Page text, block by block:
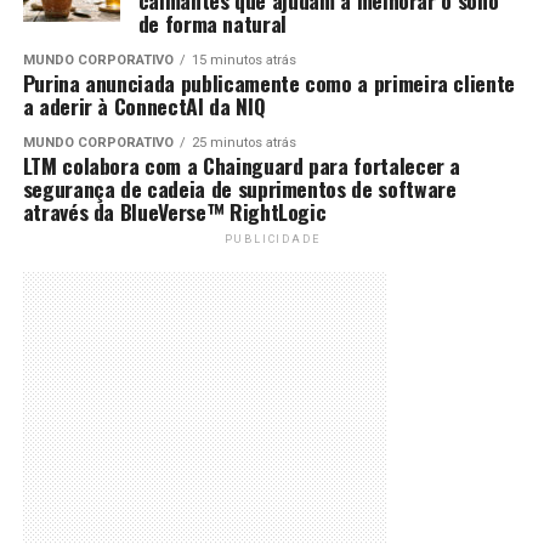
de forma natural
MUNDO CORPORATIVO 15 minutos atrás
Purina anunciada publicamente como a primeira cliente
a aderir à ConnectAI da NIQ
MUNDO CORPORATIVO 25 minutos atrás
LTM colabora com a Chainguard para fortalecer a
segurança de cadeia de suprimentos de software
através da BlueVerse™ RightLogic
PUBLICIDADE